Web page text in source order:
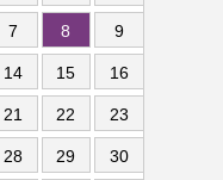
7 8 9
14 15 16
21 22 23
28 29 30